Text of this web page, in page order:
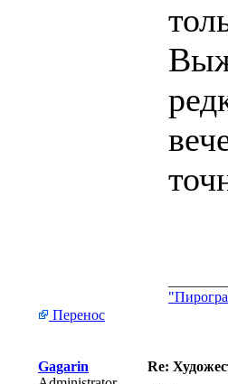
Перенос
Gagarin
Re: